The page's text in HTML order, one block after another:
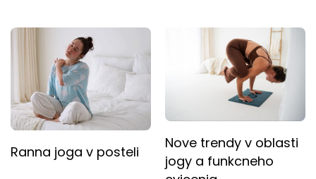
Ranna joga v posteli
Nove trendy v oblasti
jogy a funkcneho